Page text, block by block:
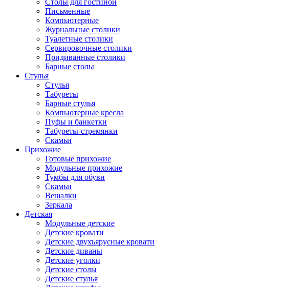
Столы для гостиной
Письменные
Компьютерные
Журнальные столики
Туалетные столики
Сервировочные столики
Придиванные столики
Барные столы
Стулья
Стулья
Табуреты
Барные стулья
Компьютерные кресла
Пуфы и банкетки
Табуреты-стремянки
Скамьи
Прихожие
Готовые прихожие
Модульные прихожие
Тумбы для обуви
Скамьи
Вешалки
Зеркала
Детская
Модульные детские
Детские кровати
Детские двухъярусные кровати
Детские диваны
Детские уголки
Детские столы
Детские стулья